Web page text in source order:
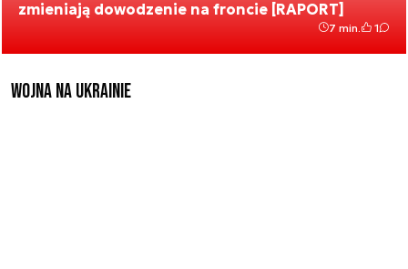
zmieniają dowodzenie na froncie [RAPORT]
7 min. 1
Wojna na Ukrainie